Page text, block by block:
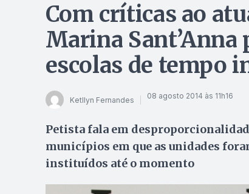
Com críticas ao
Marina
escolas de tempo
Ketllyn Fernandes 08 agosto 2014 às 11h16
Petista fala em
municípios em que as unidades
instituídos até o momento